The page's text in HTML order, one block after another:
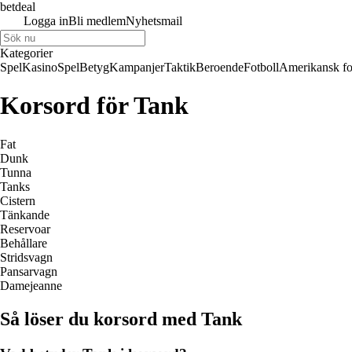
betdeal
Logga inBli medlemNyhetsmail
Kategorier
SpelKasinoSpelBetygKampanjerTaktikBeroendeFotbollAmerikansk
Korsord för Tank
Fat
Dunk
Tunna
Tanks
Cistern
Tänkande
Reservoar
Behållare
Stridsvagn
Pansarvagn
Damejeanne
Så löser du korsord med Tank